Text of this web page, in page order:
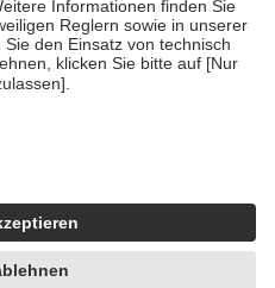
es sich um echte Bewertungen
4419944605341
unter Zuhilfenahme künstlicher